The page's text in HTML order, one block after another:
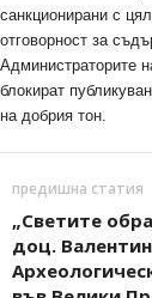
санкционирани с
отговорност за
Администраторите
блокират
на добрия тон.
предишна статия
„Светите
доц.